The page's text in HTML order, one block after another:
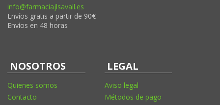
info@farmaciajlsavall.es
Envíos gratis a partir de 90€
Envíos en 48 horas
NOSOTROS
Quienes somos
Contacto
LEGAL
Aviso legal
Métodos de pago